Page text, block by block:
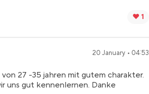
❤️ 1
20 January • 04:53
27 -35 jahren mit gutem charakter.
uns gut kennenlernen. Danke